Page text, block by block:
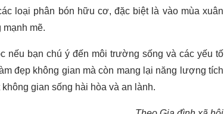
loại phân bón hữu cơ, đặc biệt là vào mùa xuân
mạnh mẽ.
nếu bạn chú ý đến môi trường sống và các yếu tố
đẹp không gian mà còn mang lại năng lượng tích
gian sống hài hòa và an lành.